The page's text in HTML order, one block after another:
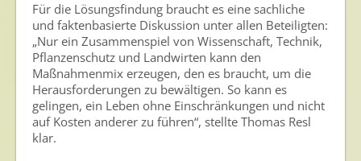
Für die Lösungsfindung braucht es eine sachliche
und faktenbasierte Diskussion unter allen Beteiligten:
„Nur ein Zusammenspiel von Wissenschaft, Technik,
Pflanzenschutz und Landwirten kann den
Maßnahmenmix erzeugen, den es braucht, um die
Herausforderungen zu bewältigen. So kann es
gelingen, ein Leben ohne Einschränkungen und nicht
auf Kosten anderer zu führen“, stellte Thomas Resl
klar.